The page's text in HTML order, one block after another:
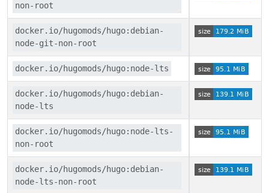
non-root
docker.io/hugomods/hugo:debian-
node-git-non-root
docker.io/hugomods/hugo:node-lts
docker.io/hugomods/hugo:debian-
node-lts
docker.io/hugomods/hugo:node-lts-
non-root
docker.io/hugomods/hugo:debian-
node-lts-non-root